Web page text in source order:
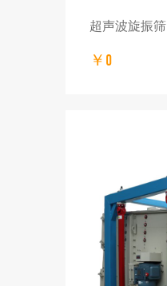
超声波旋振筛
￥0